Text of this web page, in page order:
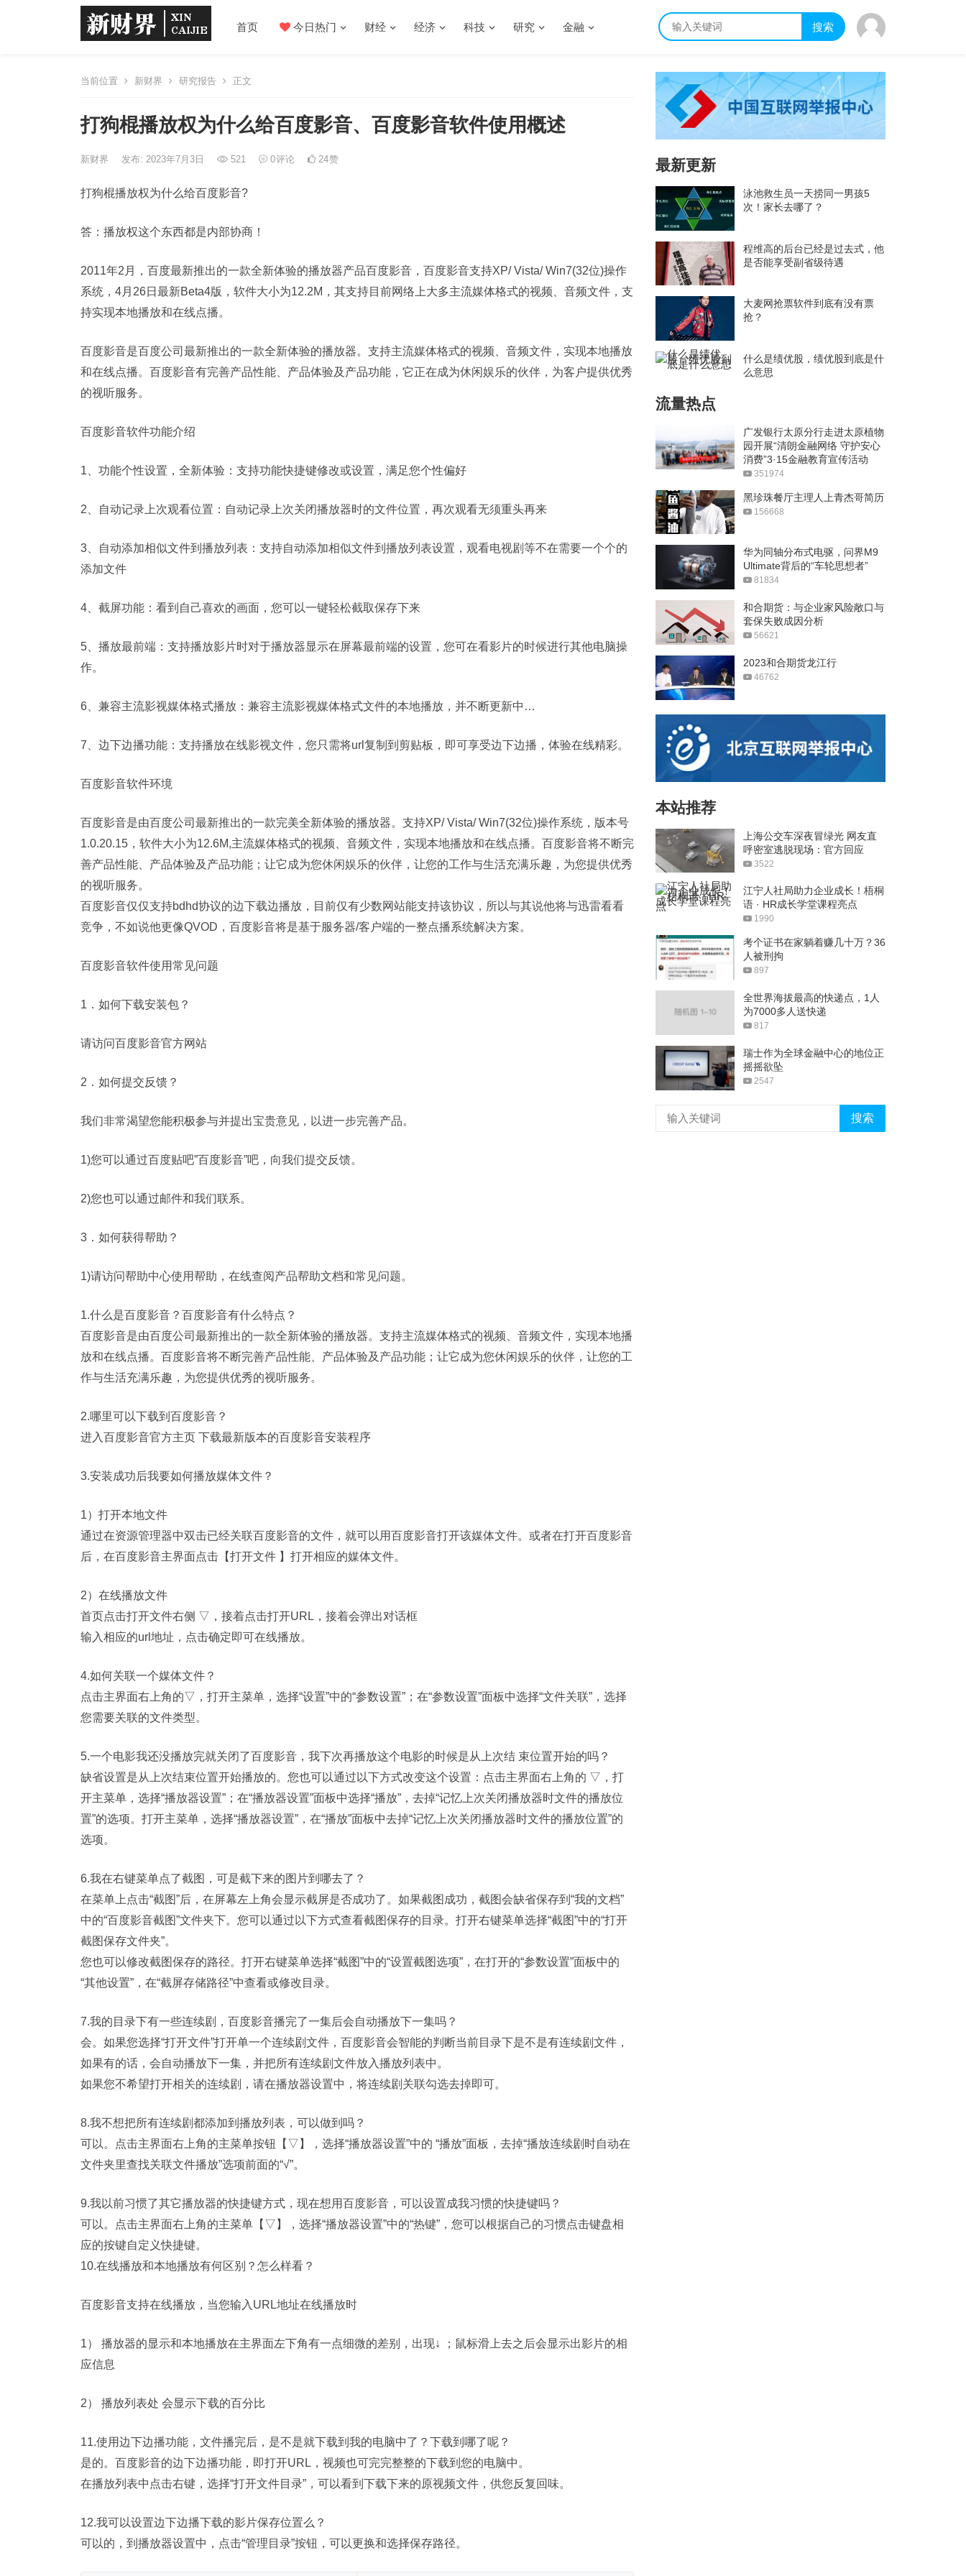
首页 今日热门 财经 经济 科技 研究 金融 搜索
当前位置 新财界 研究报告 正文
打狗棍播放权为什么给百度影音、百度影音软件使用概述
新财界 发布: 2023年7月3日 521 0评论 24赞
打狗棍播放权为什么给百度影音?
答：播放权这个东西都是内部协商！
2011年2月，百度最新推出的一款全新体验的播放器产品百度影音，百度影音支持XP/ Vista/ Win7(32位)操作
系统，4月26日最新Beta4版，软件大小为12.2M，其支持目前网络上大多主流媒体格式的视频、音频文件，支
持实现本地播放和在线点播。
百度影音是百度公司最新推出的一款全新体验的播放器。支持主流媒体格式的视频、音频文件，实现本地播放
和在线点播。百度影音有完善产品性能、产品体验及产品功能，它正在成为休闲娱乐的伙伴，为客户提供优秀
的视听服务。
百度影音软件功能介绍
1、功能个性设置，全新体验：支持功能快捷键修改或设置，满足您个性偏好
2、自动记录上次观看位置：自动记录上次关闭播放器时的文件位置，再次观看无须重头再来
3、自动添加相似文件到播放列表：支持自动添加相似文件到播放列表设置，观看电视剧等不在需要一个个的
添加文件
4、截屏功能：看到自己喜欢的画面，您可以一键轻松截取保存下来
5、播放最前端：支持播放影片时对于播放器显示在屏幕最前端的设置，您可在看影片的时候进行其他电脑操
作。
6、兼容主流影视媒体格式播放：兼容主流影视媒体格式文件的本地播放，并不断更新中…
7、边下边播功能：支持播放在线影视文件，您只需将url复制到剪贴板，即可享受边下边播，体验在线精彩。
百度影音软件环境
百度影音是由百度公司最新推出的一款完美全新体验的播放器。支持XP/ Vista/ Win7(32位)操作系统，版本号
1.0.20.15，软件大小为12.6M,主流媒体格式的视频、音频文件，实现本地播放和在线点播。百度影音将不断完
善产品性能、产品体验及产品功能；让它成为您休闲娱乐的伙伴，让您的工作与生活充满乐趣，为您提供优秀
的视听服务。
百度影音仅仅支持bdhd协议的边下载边播放，目前仅有少数网站能支持该协议，所以与其说他将与迅雷看看
竞争，不如说他更像QVOD，百度影音将是基于服务器/客户端的一整点播系统解决方案。
百度影音软件使用常见问题
1．如何下载安装包？
请访问百度影音官方网站
2．如何提交反馈？
我们非常渴望您能积极参与并提出宝贵意见，以进一步完善产品。
1)您可以通过百度贴吧”百度影音”吧，向我们提交反馈。
2)您也可以通过邮件和我们联系。
3．如何获得帮助？
1)请访问帮助中心使用帮助，在线查阅产品帮助文档和常见问题。
1.什么是百度影音？百度影音有什么特点？
百度影音是由百度公司最新推出的一款全新体验的播放器。支持主流媒体格式的视频、音频文件，实现本地播
放和在线点播。百度影音将不断完善产品性能、产品体验及产品功能；让它成为您休闲娱乐的伙伴，让您的工
作与生活充满乐趣，为您提供优秀的视听服务。
2.哪里可以下载到百度影音？
进入百度影音官方主页 下载最新版本的百度影音安装程序
3.安装成功后我要如何播放媒体文件？
1）打开本地文件
通过在资源管理器中双击已经关联百度影音的文件，就可以用百度影音打开该媒体文件。或者在打开百度影音
后，在百度影音主界面点击【打开文件 】打开相应的媒体文件。
2）在线播放文件
首页点击打开文件右侧 ▽，接着点击打开URL，接着会弹出对话框
输入相应的url地址，点击确定即可在线播放。
4.如何关联一个媒体文件？
点击主界面右上角的▽，打开主菜单，选择“设置”中的“参数设置”；在“参数设置”面板中选择“文件关联”，选择
您需要关联的文件类型。
5.一个电影我还没播放完就关闭了百度影音，我下次再播放这个电影的时候是从上次结 束位置开始的吗？
缺省设置是从上次结束位置开始播放的。您也可以通过以下方式改变这个设置：点击主界面右上角的 ▽，打
开主菜单，选择“播放器设置”；在“播放器设置”面板中选择“播放”，去掉“记忆上次关闭播放器时文件的播放位
置”的选项。打开主菜单，选择“播放器设置”，在“播放”面板中去掉“记忆上次关闭播放器时文件的播放位置”的
选项。
6.我在右键菜单点了截图，可是截下来的图片到哪去了？
在菜单上点击“截图”后，在屏幕左上角会显示截屏是否成功了。如果截图成功，截图会缺省保存到“我的文档”
中的“百度影音截图”文件夹下。您可以通过以下方式查看截图保存的目录。打开右键菜单选择“截图”中的“打开
截图保存文件夹”。
您也可以修改截图保存的路径。打开右键菜单选择“截图”中的“设置截图选项”，在打开的“参数设置”面板中的
“其他设置”，在“截屏存储路径”中查看或修改目录。
7.我的目录下有一些连续剧，百度影音播完了一集后会自动播放下一集吗？
会。如果您选择“打开文件”打开单一个连续剧文件，百度影音会智能的判断当前目录下是不是有连续剧文件，
如果有的话，会自动播放下一集，并把所有连续剧文件放入播放列表中。
如果您不希望打开相关的连续剧，请在播放器设置中，将连续剧关联勾选去掉即可。
8.我不想把所有连续剧都添加到播放列表，可以做到吗？
可以。点击主界面右上角的主菜单按钮【▽】，选择“播放器设置”中的 “播放”面板，去掉“播放连续剧时自动在
文件夹里查找关联文件播放”选项前面的“√”。
9.我以前习惯了其它播放器的快捷键方式，现在想用百度影音，可以设置成我习惯的快捷键吗？
可以。点击主界面右上角的主菜单【▽】，选择“播放器设置”中的“热键”，您可以根据自己的习惯点击键盘相
应的按键自定义快捷键。
10.在线播放和本地播放有何区别？怎么样看？
百度影音支持在线播放，当您输入URL地址在线播放时
1） 播放器的显示和本地播放在主界面左下角有一点细微的差别，出现↓ ；鼠标滑上去之后会显示出影片的相
应信息
2） 播放列表处 会显示下载的百分比
11.使用边下边播功能，文件播完后，是不是就下载到我的电脑中了？下载到哪了呢？
是的。百度影音的边下边播功能，即打开URL，视频也可完完整整的下载到您的电脑中。
在播放列表中点击右键，选择“打开文件目录”，可以看到下载下来的原视频文件，供您反复回味。
12.我可以设置边下边播下载的影片保存位置么？
可以的，到播放器设置中，点击“管理目录”按钮，可以更换和选择保存路径。
最新更新
泳池救生员一天捞同一男孩5
次！家长去哪了？
程维高的后台已经是过去式，他
是否能享受副省级待遇
大麦网抢票软件到底有没有票
抢？
什么是绩优股，绩优股到底是什
么意思
流量热点
广发银行太原分行走进太原植物
园开展“清朗金融网络 守护安心
消费”3·15金融教育宣传活动
351974
黑珍珠餐厅主理人上青杰哥简历
156668
华为同轴分布式电驱，问界M9
Ultimate背后的“车轮思想者”
81834
和合期货：与企业家风险敞口与
套保失败成因分析
56621
2023和合期货龙江行
46762
本站推荐
上海公交车深夜冒绿光 网友直
呼密室逃脱现场：官方回应
3522
江宁人社局助力企业成长！梧桐
语 · HR成长学堂课程亮点
1990
考个证书在家躺着赚几十万？36
人被刑拘
897
全世界海拔最高的快递点，1人
为7000多人送快递
817
瑞士作为全球金融中心的地位正
摇摇欲坠
2547
搜索